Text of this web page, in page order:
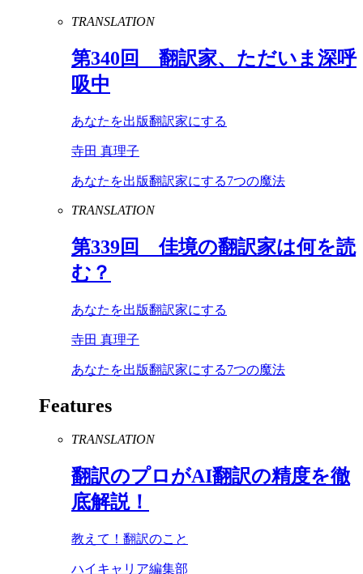
TRANSLATION
第340回 翻訳家、ただいま深呼
吸中
あなたを出版翻訳家にする
寺田 真理子
あなたを出版翻訳家にする7つの魔法
TRANSLATION
第339回 佳境の翻訳家は何を読
む？
あなたを出版翻訳家にする
寺田 真理子
あなたを出版翻訳家にする7つの魔法
Features
TRANSLATION
翻訳のプロがAI翻訳の精度を徹
底解説！
教えて！翻訳のこと
ハイキャリア編集部